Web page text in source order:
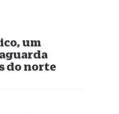
um
do norte